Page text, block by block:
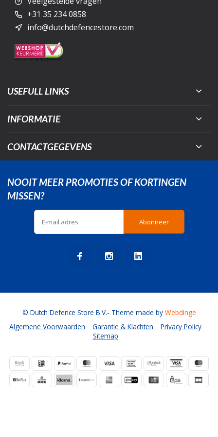
+31 35 234 0858
info@dutchdefencestore.com
USEFULL LINKS
INFORMATIE
CONTACTGEGEVENS
NOOIT MEER PROMOTIES OF KORTINGEN
MISSEN?
Abonneer
Algemene Voorwaarden Garantie & Klachten
Privacy Policy
Sitemap
© Dutch Defence Store B.V.- Theme made by Webdinge